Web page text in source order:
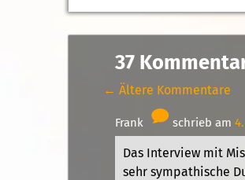
37
← Ältere Kommentare
Frank schrieb am
Das Interview mit
sehr sympathische